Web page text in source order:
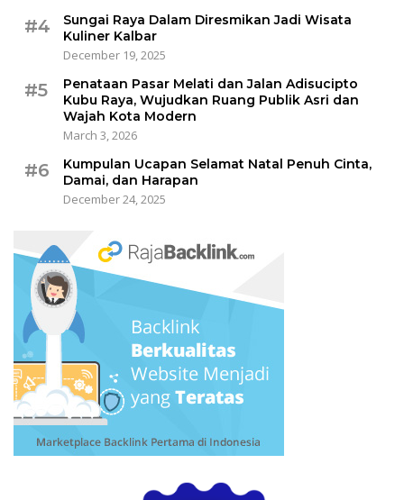
#4
Sungai Raya Dalam Diresmikan Jadi Wisata
Kuliner Kalbar
December 19, 2025
#5
Penataan Pasar Melati dan Jalan Adisucipto
Kubu Raya, Wujudkan Ruang Publik Asri dan
Wajah Kota Modern
March 3, 2026
#6
Kumpulan Ucapan Selamat Natal Penuh Cinta,
Damai, dan Harapan
December 24, 2025